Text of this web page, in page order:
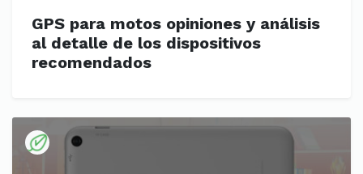
GPS para motos opiniones y análisis
al detalle de los dispositivos
recomendados